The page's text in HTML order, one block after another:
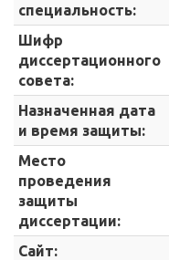
специальность:
Шифр
диссертационного
совета:
Назначенная дата
и время защиты:
Место
проведения
защиты
диссертации:
Сайт: